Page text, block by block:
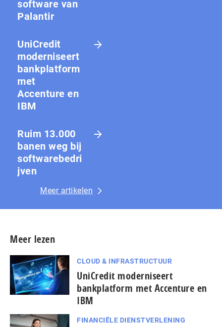
software van
Palantir
UniCredit
moderniseert
bankplatform
met
Accenture en
IBM
Ruim 13.000
banen weg bij
softwarebedri
jven
Meer artikelen
Meer lezen
CLOUD & INFRASTRUCTUUR
UniCredit moderniseert
bankplatform met Accenture en
IBM
FINANCIËLE DIENSTVERLENING